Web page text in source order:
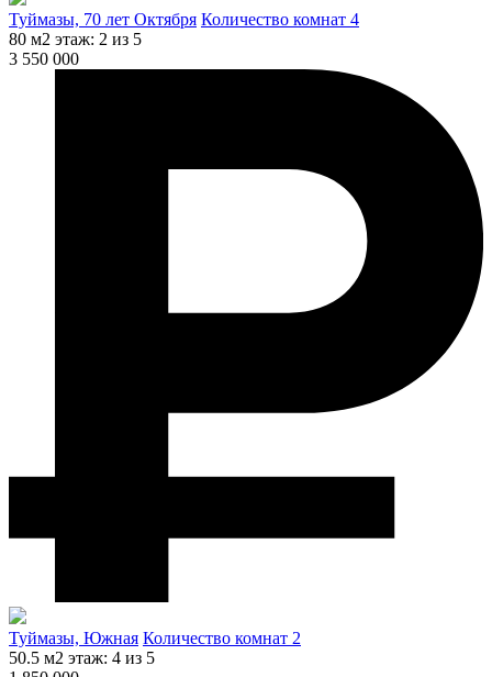
Туймазы, 70 лет Октября Количество комнат 4
80 м2 этаж: 2 из 5
3 550 000
Туймазы, Южная Количество комнат 2
50.5 м2 этаж: 4 из 5